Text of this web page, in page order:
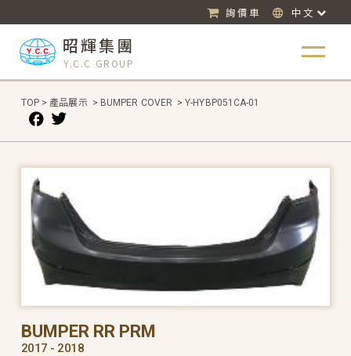
詢價車 中文
昭輝集團
Y.C.C GROUP
TOP > 產品展示 > BUMPER COVER > Y-HYBP051CA-01
BUMPER RR PRM
2017 - 2018